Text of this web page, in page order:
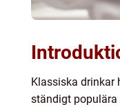
Klassiska drinkar
ständigt populära